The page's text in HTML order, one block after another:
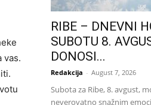
vas.
RIBE – DNEVNI
SUBOTU 8.
DONOSI...
Redakcija - August 7, 2026
Subota za Ribe, 8. avgust,
neverovatno snažnim